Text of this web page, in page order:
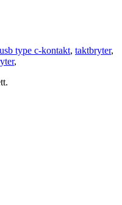
usb type c-kontakt, taktbryter,
,